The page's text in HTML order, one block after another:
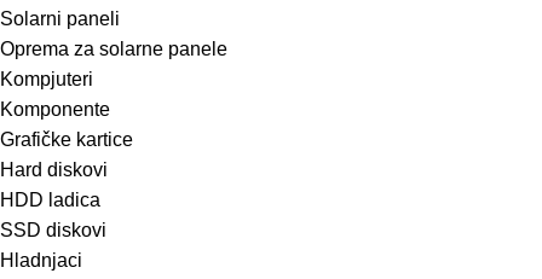
Solarni paneli
Oprema za solarne panele
Kompjuteri
Komponente
Grafičke kartice
Hard diskovi
HDD ladica
SSD diskovi
Hladnjaci